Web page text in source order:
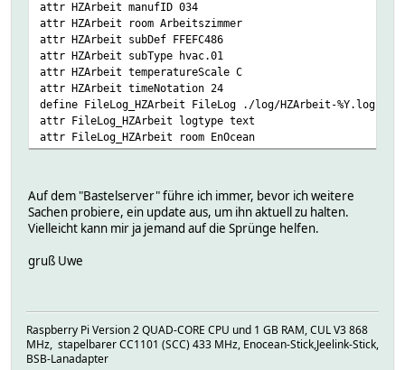
attr HZArbeit manufID 034
attr HZArbeit room Arbeitszimmer
attr HZArbeit subDef FFEFC486
attr HZArbeit subType hvac.01
attr HZArbeit temperatureScale C
attr HZArbeit timeNotation 24
define FileLog_HZArbeit FileLog ./log/HZArbeit-%Y.log
attr FileLog_HZArbeit logtype text
attr FileLog_HZArbeit room EnOcean
Auf dem "Bastelserver" führe ich immer, bevor ich weitere
Sachen probiere, ein update aus, um ihn aktuell zu halten.
Vielleicht kann mir ja jemand auf die Sprünge helfen.
gruß Uwe
Raspberry Pi Version 2 QUAD-CORE CPU und 1 GB RAM, CUL V3 868
MHz, stapelbarer CC1101 (SCC) 433 MHz, Enocean-Stick,Jeelink-Stick,
BSB-Lanadapter